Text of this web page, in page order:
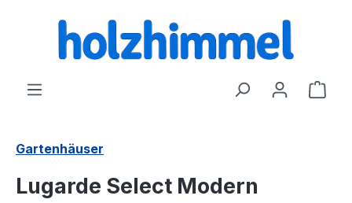
springen
Gartenhäuser
Lugarde Select Modern